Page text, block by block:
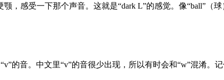
感受一下那个声音。这就是“dark L”的感觉。像“ball”（球
的音。中文里“v”的音很少出现，所以有时会和“w”混淆。